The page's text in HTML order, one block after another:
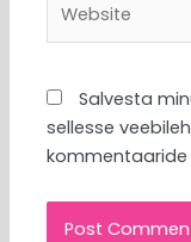
Salvesta
sellesse
kommentaaride